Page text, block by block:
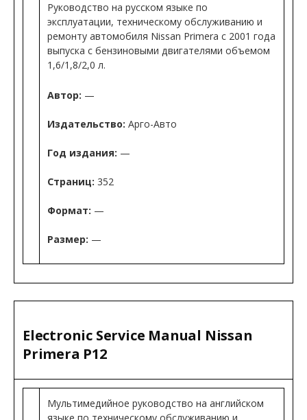
Руководство на русском языке по
эксплуатации, техническому обслуживанию и
ремонту автомобиля Nissan Primera с 2001 года
выпуска с бензиновыми двигателями объемом
1,6/1,8/2,0 л.
Автор: —
Издательство: Арго-Авто
Год издания: —
Страниц: 352
Формат: —
Размер: —
Electronic Service Manual Nissan
Primera P12
Мультимедийное руководство на английском